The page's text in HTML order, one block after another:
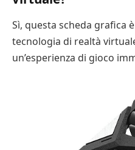
Sì, questa scheda grafica
tecnologia di realtà
un’esperienza di gioco